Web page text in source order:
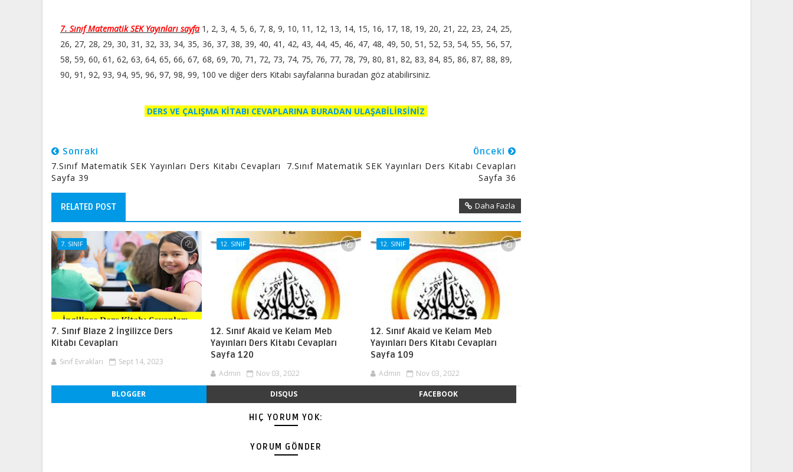
7. Sınıf Matematik SEK Yayınları sayfa1, 2, 3, 4, 5, 6, 7, 8, 9, 10, 11, 12, 13, 14, 15, 16, 17, 18, 19, 20, 21, 22, 23, 24, 25,
26, 27, 28, 29, 30, 31, 32, 33, 34, 35, 36, 37, 38, 39, 40, 41, 42, 43, 44, 45, 46, 47, 48, 49, 50, 51, 52, 53, 54, 55, 56, 57,
58, 59, 60, 61, 62, 63, 64, 65, 66, 67, 68, 69, 70, 71, 72, 73, 74, 75, 76, 77, 78, 79, 80, 81, 82, 83, 84, 85, 86, 87, 88, 89,
90, 91, 92, 93, 94, 95, 96, 97, 98, 99, 100 ve diğer ders Kitabı sayfalarına buradan göz atabilirsiniz.
DERS VE ÇALIŞMA KİTABI CEVAPLARINA BURADAN ULAŞABİLİRSİNİZ
Sonraki
7.Sınıf Matematik SEK Yayınları Ders Kitabı Cevapları
Sayfa 39
Önceki
7.Sınıf Matematik SEK Yayınları Ders Kitabı Cevapları
Sayfa 36
RELATED POST Daha Fazla
7. SINIF
7. Sınıf Blaze 2 İngilizce Ders
Kitabı Cevapları
Sınıf Evrakları Sept 14, 2023
12. SINIF
12. Sınıf Akaid ve Kelam Meb
Yayınları Ders Kitabı Cevapları
Sayfa 120
Admin Nov 03, 2022
12. SINIF
12. Sınıf Akaid ve Kelam Meb
Yayınları Ders Kitabı Cevapları
Sayfa 109
Admin Nov 03, 2022
BLOGGER DISQUS FACEBOOK
HIÇ YORUM YOK:
YORUM GÖNDER